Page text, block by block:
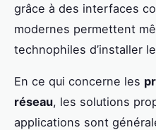
grâce à des interfaces
modernes permettent
technophiles d’installer
En ce qui concerne les
réseau, les solutions
applications sont